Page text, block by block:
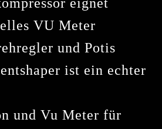
eignet
VU Meter
und Potis
ist ein echter
und Vu Meter für